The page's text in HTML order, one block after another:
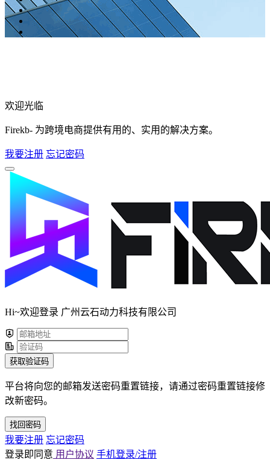
欢迎光临
Firekb- 为跨境电商提供有用的、实用的解决方案。
我要注册 忘记密码
Hi~欢迎登录 广州云石动力科技有限公司
获取验证码
平台将向您的邮箱发送密码重置链接，请通过密码重置链接修
改新密码。
找回密码
我要注册 忘记密码
登录即同意 用户协议 手机登录/注册